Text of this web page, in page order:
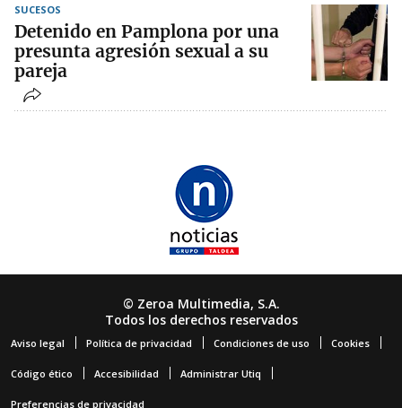
SUCESOS
Detenido en Pamplona por una
presunta agresión sexual a su
pareja
© Zeroa Multimedia, S.A.
Todos los derechos reservados
Aviso legal Política de privacidad Condiciones de uso Cookies
Código ético Accesibilidad Administrar Utiq
Preferencias de privacidad